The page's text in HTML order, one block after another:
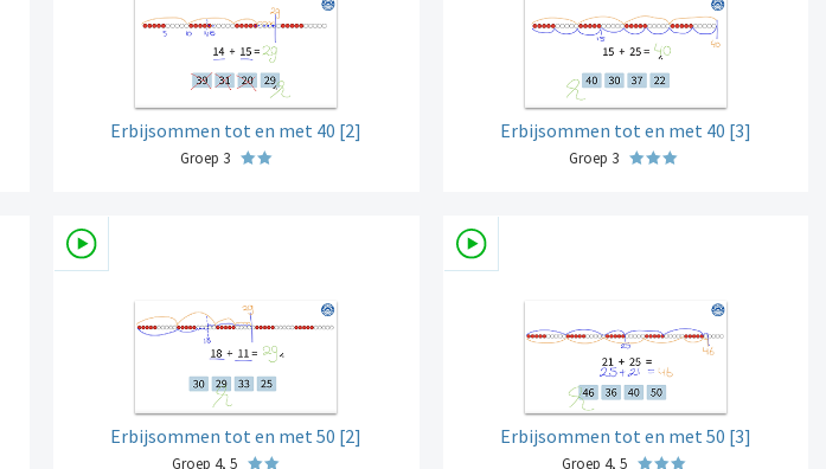
Erbijsommen tot en met 40 [2]
Groep 3
Erbijsommen tot en met 40 [3]
Groep 3
Erbijsommen tot en met 50 [2]
Groep 4, 5
Erbijsommen tot en met 50 [3]
Groep 4, 5